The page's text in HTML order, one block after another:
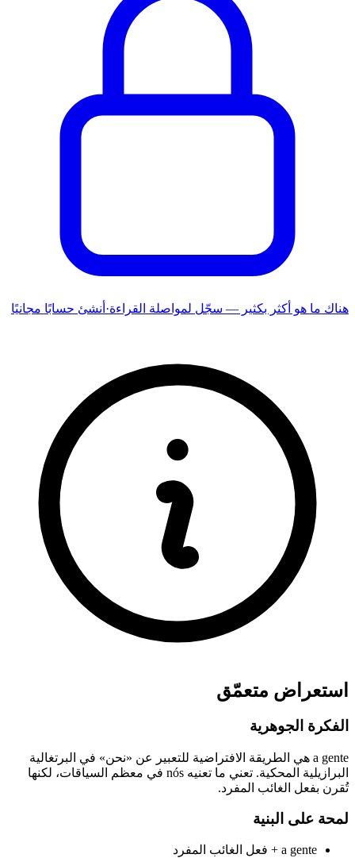
هناك ما هو أكثر بكثير — سجّل لمواصلة القراءة· أنشئ حسابًا مجانيًا
استعراض متعمّق
الفكرة الجوهرية
a gente هي الطريقة الافتراضية للتعبير عن «نحن» في البرتغالية
البرازيلية المحكية. تعني ما تعنيه nós في معظم السياقات، لكنها
تُقرن بفعل الغائب المفرد.
لمحة على البنية
a gente + فعل الغائب المفرد